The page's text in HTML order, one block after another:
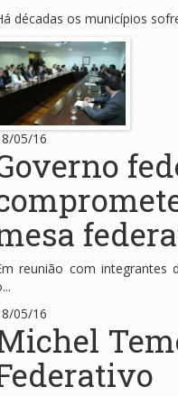
décadas os municípios
05/16
reunião com integrantes
05/16